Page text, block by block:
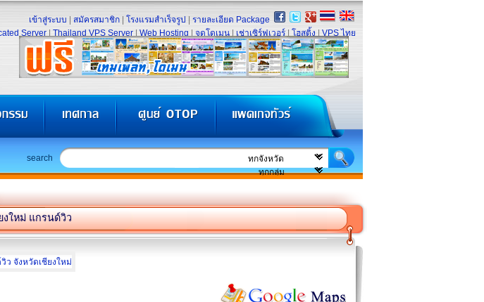
เข้าสู่ระบบ สมัครสมาชิก โรงแรมสำเร็จรูป
รายละเอียด Package
Server Thailand VPS Server Web Hosting จดโดเมน เช่าเซิร์ฟเวอร์ โฮสติ้ง VPS ไทย
search
งใหม่ แกรนด์วิว